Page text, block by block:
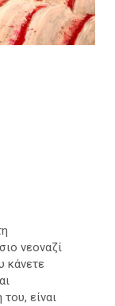
νεοναζί
κάνετε
είναι